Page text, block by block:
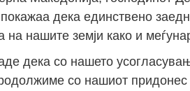
дека единствено
на нашите земји како и
дека со нашето
со нашиот